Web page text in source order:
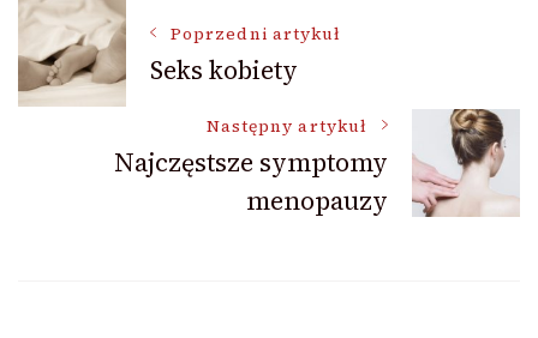
Nawigacja
wpisu
Poprzedni artykuł
Seks kobiety
Następny artykuł
Najczęstsze symptomy
menopauzy